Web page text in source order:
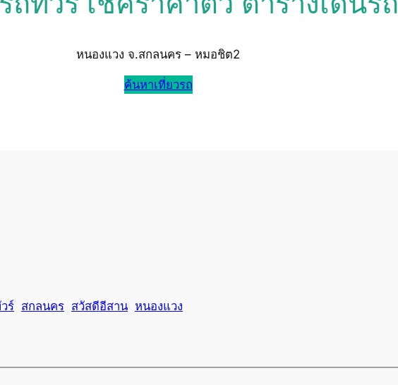
หนองแวง จ.สกลนคร – หมอชิต2
ค้นหาเที่ยวรถ
ร์ สกลนคร สวัสดีอีสาน หนองแวง